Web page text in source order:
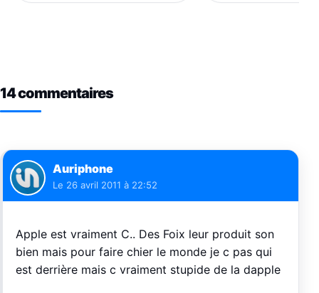
14 commentaires
Auriphone
Le 26 avril 2011 à 22:52
Apple est vraiment C.. Des Foix leur produit son
bien mais pour faire chier le monde je c pas qui
est derrière mais c vraiment stupide de la dapple